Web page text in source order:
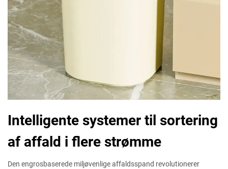
Intelligente systemer til sortering
af affald i flere strømme
Den engrosbaserede miljøvenlige affaldsspand revolutionerer